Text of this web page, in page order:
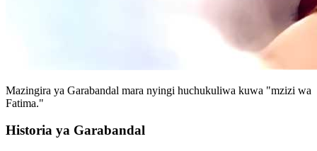
Mazingira ya Garabandal mara nyingi huchukuliwa kuwa "mzizi wa
Fatima."
Historia ya Garabandal